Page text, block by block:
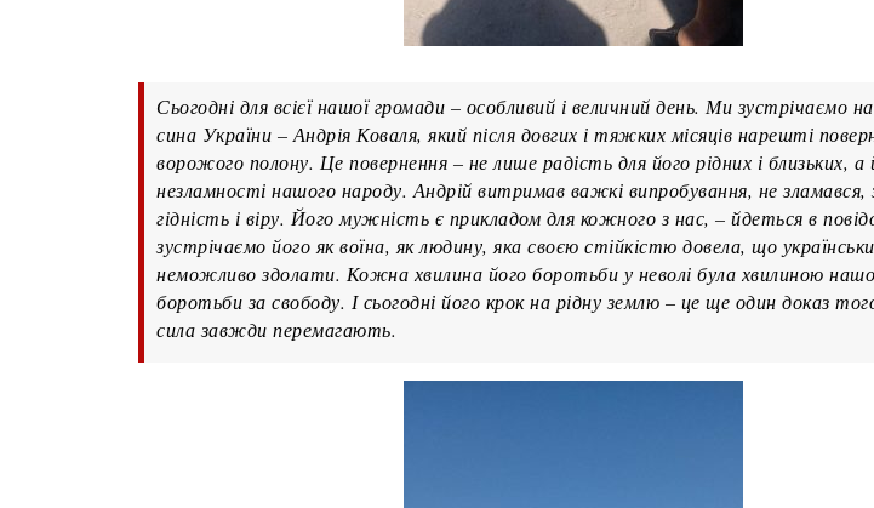
Сьогодні для всієї нашої громади – особливий і величний день. Ми зустрічаємо
сина України – Андрія Коваля, який після довгих і тяжких місяців нарешті
ворожого полону. Це повернення – не лише радість для його рідних і близьких, а
незламності нашого народу. Андрій витримав важкі випробування, не зламався,
гідність і віру. Його мужність є прикладом для кожного з нас, – йдеться в
зустрічаємо його як воїна, як людину, яка своєю стійкістю довела, що
неможливо здолати. Кожна хвилина його боротьби у неволі була хвилиною
боротьби за свободу. І сьогодні його крок на рідну землю – це ще один доказ
сила завжди перемагають.